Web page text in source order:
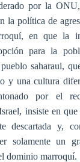
por la
la política de
en que la
para la
saharaui,
y una cultura
por el
insiste en
descartada y,
solamente un
dominio marroquí.